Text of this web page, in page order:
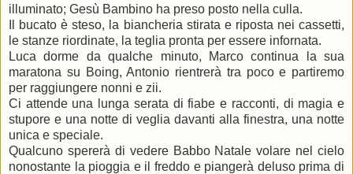
illuminato; Gesù Bambino ha preso posto nella culla.
Il bucato è steso, la biancheria stirata e riposta nei cassetti,
le stanze riordinate, la teglia pronta per essere infornata.
Luca dorme da qualche minuto, Marco continua la sua
maratona su Boing, Antonio rientrerà tra poco e partiremo
per raggiungere nonni e zii.
Ci attende una lunga serata di fiabe e racconti, di magia e
stupore e una notte di veglia davanti alla finestra, una notte
unica e speciale.
Qualcuno spererà di vedere Babbo Natale volare nel cielo
nonostante la pioggia e il freddo e piangerà deluso prima di